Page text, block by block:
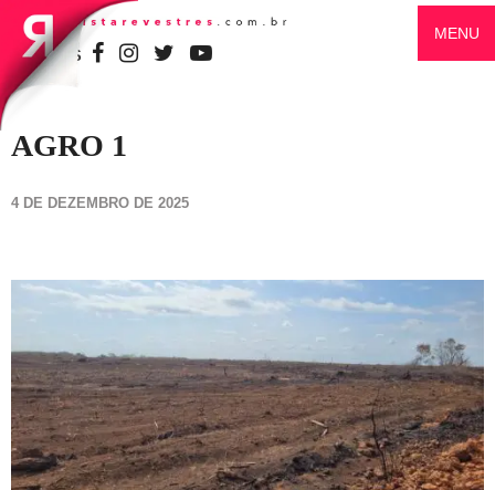
SIGA-NOS
MENU
AGRO 1
4 DE DEZEMBRO DE 2025